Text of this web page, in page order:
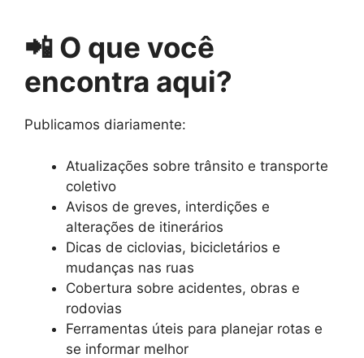
📲 O que você
encontra aqui?
Publicamos diariamente:
Atualizações sobre trânsito e transporte
coletivo
Avisos de greves, interdições e
alterações de itinerários
Dicas de ciclovias, bicicletários e
mudanças nas ruas
Cobertura sobre acidentes, obras e
rodovias
Ferramentas úteis para planejar rotas e
se informar melhor